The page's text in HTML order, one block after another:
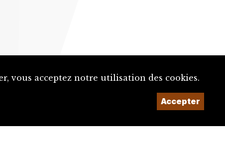
vous acceptez notre utilisation des cookies.
Accepter